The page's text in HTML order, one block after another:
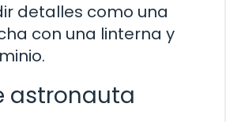
detalles como una
con una linterna y
astronauta